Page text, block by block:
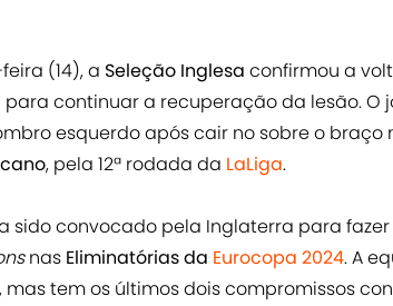
(14), a Seleção Inglesa confirmou a
continuar a recuperação da lesão. O
esquerdo após cair no sobre o
, pela 12ª rodada da LaLiga.
sido convocado pela Inglaterra para
nas Eliminatórias da Eurocopa 2024. A
tem os últimos dois compromissos